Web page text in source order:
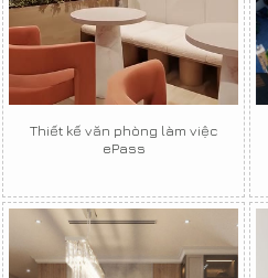
Thiết kế văn phòng làm việc
ePass